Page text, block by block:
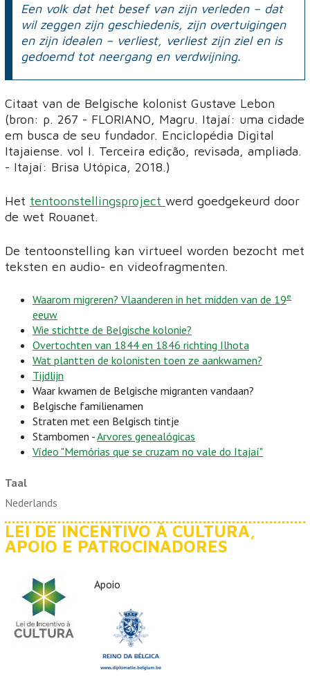
Een volk dat het besef van zijn verleden – dat
wil zeggen zijn geschiedenis, zijn overtuigingen
en zijn idealen – verliest, verliest zijn ziel en is
gedoemd tot neergang en verdwijning.
Citaat van de Belgische kolonist Gustave Lebon
(bron: p. 267 - FLORIANO, Magru. Itajaí: uma cidade
em busca de seu fundador. Enciclopédia Digital
Itajaiense. vol I. Terceira edição, revisada, ampliada.
- Itajaí: Brisa Utópica, 2018.)
Het tentoonstellingsproject werd goedgekeurd door
de wet Rouanet.
De tentoonstelling kan virtueel worden bezocht met
teksten en audio- en videofragmenten.
Waarom migreren? Vlaanderen in het midden van de 19e
eeuw
Wie stichtte de Belgische kolonie?
Overtochten van 1844 en 1846 richting Ilhota
Wat plantten de kolonisten toen ze aankwamen?
Tijdlijn
Waar kwamen de Belgische migranten vandaan?
Belgische familienamen
Straten met een Belgisch tintje
Stambomen -Arvores genealógicas
Vídeo "Memórias que se cruzam no vale do Itajaí"
Taal
Nederlands
LEI DE INCENTIVO À CULTURA,
APOIO E PATROCINADORES
Apoio